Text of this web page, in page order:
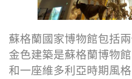
蘇格蘭國家博物館包括
金色建築是蘇格蘭博物館
和一座維多利亞時期風